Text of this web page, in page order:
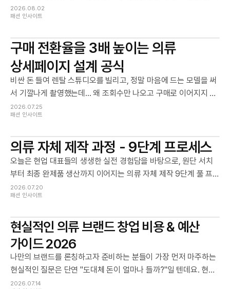
20만 원 이하의 비용으로 대기업 브랜드 부럽지 않은 고감도 제품
사진 촬영 홈 스튜디오를 세팅하고, 완벽한 제품 사진 촬영을 성공
2026.08.02
패션 인사이트
구매 전환율을 3배 높이는 의류
상세페이지 설계 공식
비싼 돈 들여 렌탈 스튜디오를 빌리고, 정말 마음에 드는 모델을 써
서 기깔나게 촬영했는데... 왜 조회수만 나오고 구매로 이어지지 않
을까요?" 많은 초보 대표님들이 '인스타그램 피드용 사진'과 '상세
페이지용 사진'의 역할을 혼동하곤 합니다.
2026.07.25
패션 인사이트
의류 자체 제작 과정 - 9단계 프로세스
오늘은 현업 대표들의 생생한 실전 경험담을 바탕으로, 원단 서치
부터 최종 완제품 생산까지 이어지는 의류 자체 제작 9단계 풀 프
로세스와 원가 절감 꿀팁, 그리고 실제 점프수트 120장 생산 시 들
어간 세부 비용 명세서까지 투명하게 공개합니다.
2026.07.20
패션 인사이트
현실적인 의류 브랜드 창업 비용 & 예산
가이드 2026
나만의 브랜드를 론칭하고자 준비하는 분들이 가장 먼저 마주하는
현실적인 질문은 단연 "도대체 돈이 얼마나 들까?"일 텐데요. 현실
적인 숫자와 데이터를 기반으로 진짜 예산 계획을 세워보세요.
2026.07.14